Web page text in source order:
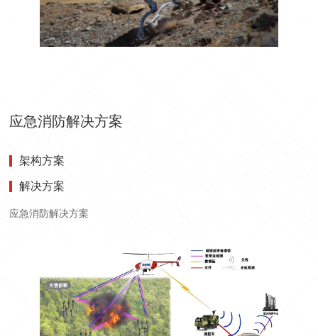
应急消防解决方案
架构方案
解决方案
应急消防解决方案